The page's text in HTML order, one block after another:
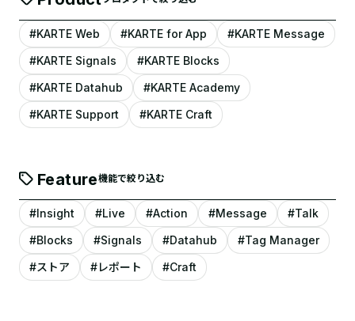
#KARTE Web #KARTE for App
#KARTE Message
#KARTE Signals
#KARTE Blocks
#KARTE Datahub
#KARTE Academy
#KARTE Support
#KARTE Craft
Feature機能で絞り込む
#Insight #Live #Action #Message
#Talk
#Blocks
#Signals #Datahub
#Tag Manager
#ストア
#レポート #Craft